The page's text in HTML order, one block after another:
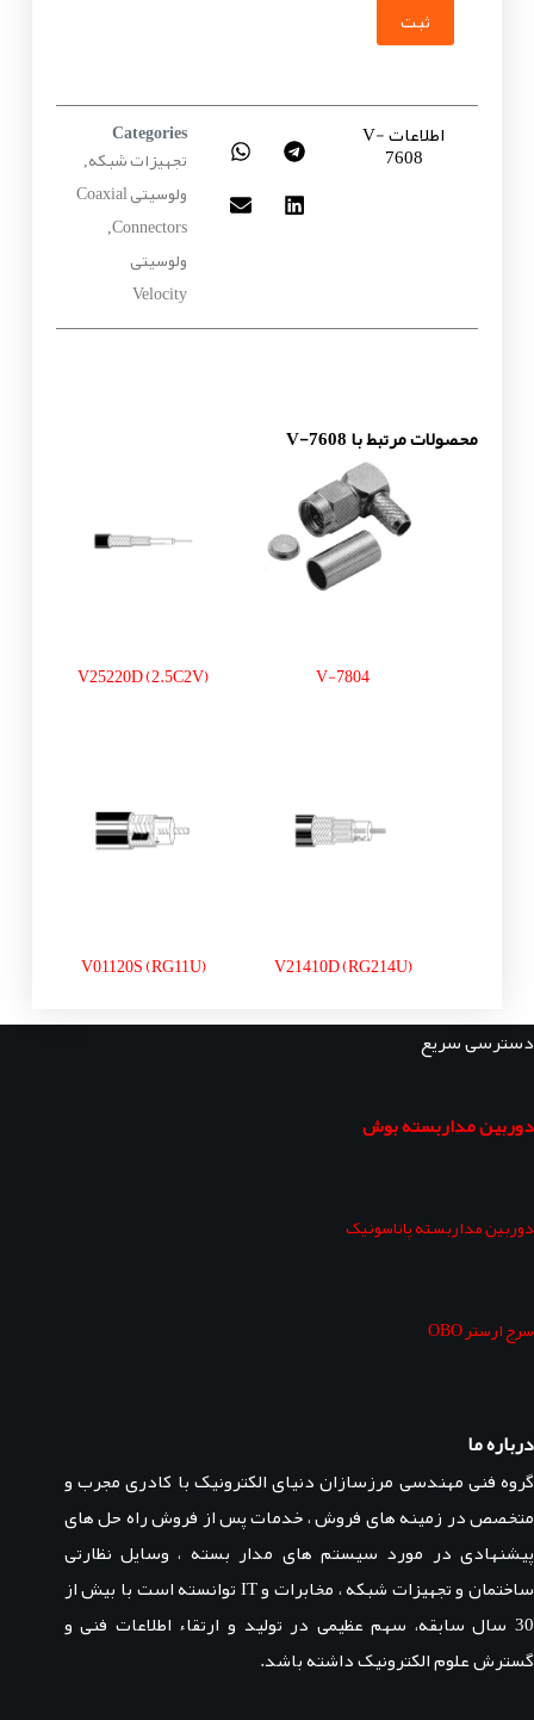
ثبت
اطلاعات V-
7608
Categories
تجهیزات شبکه,
ولوسیتی Coaxial
Connectors
,
ولوسیتی
Velocity
محصولات مرتبط با V-7608
V-7804
V25220D (2.5C2V)
V21410D (RG214U)
V01120S (RG11U)
دسترسی سریع
دوربین مداربسته بوش
دوربین مداربسته پاناسونیک
سرج ارستر OBO
درباره ما
گروه فنی مهندسی مرزسازان دنیای الکترونیک با کادری مجرب و
متخصص در زمینه های فروش ، خدمات پس از فروش راه حل های
پیشنهادی در مورد سیستم های مدار بسته ، وسایل نظارتی
ساختمان و تجهیزات شبکه ، مخابرات و IT توانسته است با بیش از
30 سال سابقه، سهم عظیمی در تولید و ارتقاء اطلاعات فنی و
گسترش علوم الکترونیک داشته باشد.